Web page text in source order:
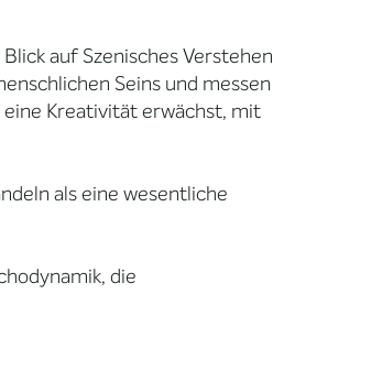
auf Szenisches Verstehen
Seins und messen
Kreativität erwächst, mit
als eine wesentliche
die